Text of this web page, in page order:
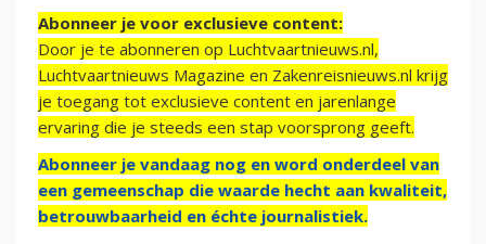
Abonneer je voor exclusieve content:
Door je te abonneren op Luchtvaartnieuws.nl,
Luchtvaartnieuws Magazine en Zakenreisnieuws.nl krijg
je toegang tot exclusieve content en jarenlange
ervaring die je steeds een stap voorsprong geeft.
Abonneer je vandaag nog en word onderdeel van
een gemeenschap die waarde hecht aan kwaliteit,
betrouwbaarheid en échte journalistiek.